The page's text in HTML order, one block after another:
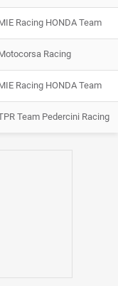
Racing HONDA Team
Racing
Racing HONDA Team
Team Pedercini Racing